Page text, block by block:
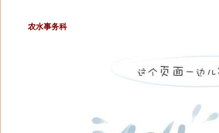
农水事务科